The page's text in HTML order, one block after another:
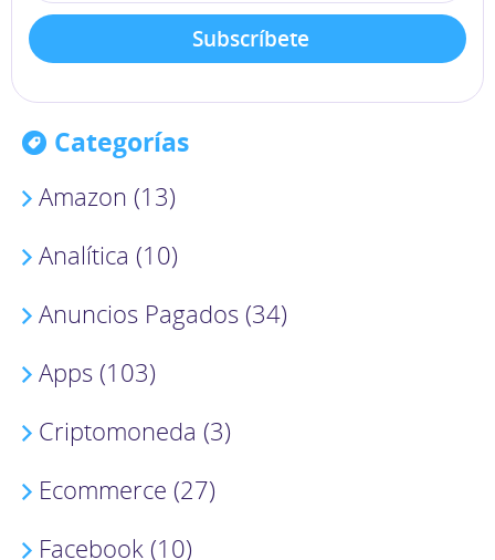
Categorías
Amazon (13)
Analítica (10)
Anuncios Pagados (34)
Apps (103)
Criptomoneda (3)
Ecommerce (27)
Facebook (10)